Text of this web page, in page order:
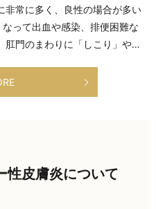
非常に多く、良性の場合が多い
って出血や感染、排便困難な
肛門のまわりに「しこり」や…
性皮膚炎について